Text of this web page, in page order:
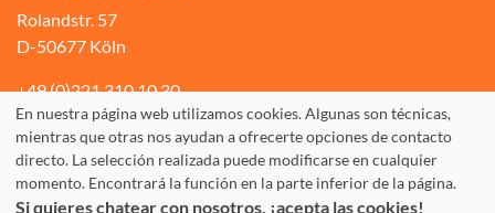
Rolandstr. 57
D-50677 Köln
+49.(0)221.310 10 30
Fax: +49.(0)221.310 10 74
info@tandem-koeln.de
WhatsApp: +49 177 3555642
En nuestra página web utilizamos cookies. Algunas son técnicas,
mientras que otras nos ayudan a ofrecerte opciones de contacto
directo. La selección realizada puede modificarse en cualquier
momento. Encontrará la función en la parte inferior de la página.
Si quieres chatear con nosotros, ¡acepta las cookies!